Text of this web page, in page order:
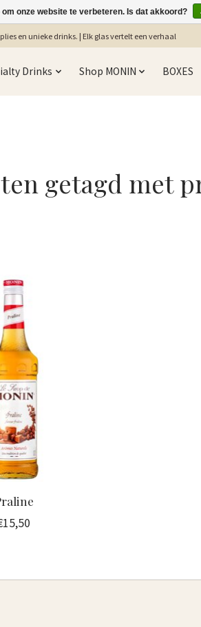
en unieke drinks. | Elk glas vertelt een verhaal
Drinks Shop MONIN BOXES
getagd met
onze website te verbeteren. Is dat akkoord?